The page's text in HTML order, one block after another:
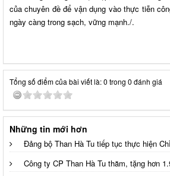
của chuyên đề để vận dụng vào thực tiễn
ngày càng trong sạch, vững mạnh./.
Tổng số điểm của bài viết là: 0 trong 0 đánh giá
Những tin mới hơn
Đảng bộ Than Hà Tu tiếp tục thực hiện
Công ty CP Than Hà Tu thăm, tặng hơn